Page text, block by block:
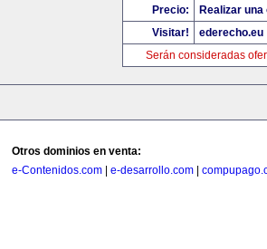
Precio:
Realizar
Visitar!
ederecho.eu
Serán consideradas
Otros dominios en venta:
e-Contenidos.com
e-desarrollo.com